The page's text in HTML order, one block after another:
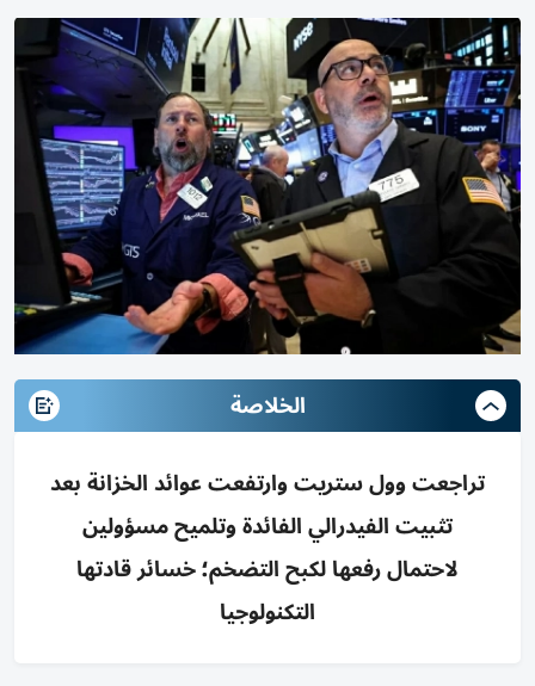
الخلاصة
تراجعت وول ستريت وارتفعت عوائد الخزانة بعد
تثبيت الفيدرالي الفائدة وتلميح مسؤولين
لاحتمال رفعها لكبح التضخم؛ خسائر قادتها
التكنولوجيا